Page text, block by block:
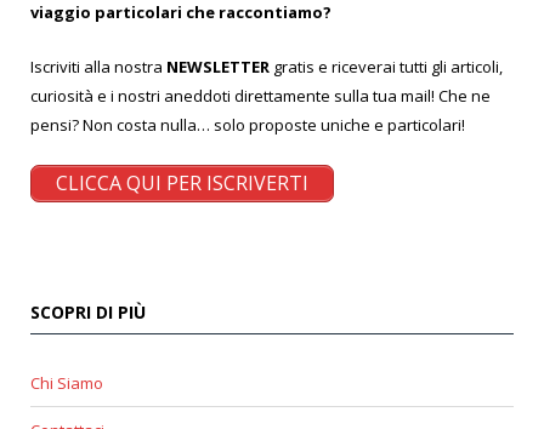
viaggio particolari che raccontiamo?
Iscriviti alla nostra NEWSLETTER gratis e riceverai tutti gli articoli,
curiosità e i nostri aneddoti direttamente sulla tua mail! Che ne
pensi? Non costa nulla… solo proposte uniche e particolari!
CLICCA QUI PER ISCRIVERTI
SCOPRI DI PIÙ
Chi Siamo